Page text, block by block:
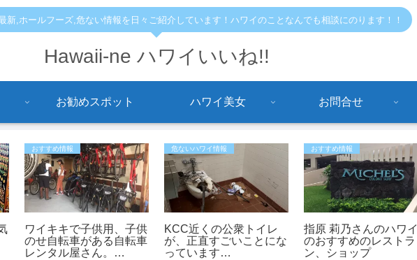
新,ホールフーズ,危ない情報を日々ご紹介しています！ハワイのことなんでも相談にのります！！
Hawaii-ne ハワイいいね!!
お勧めスポット ハワイ美女 お問合せ
おすすめ情報
ワイキキで子供用、子供
のせ自転車がある自転車
レンタル屋さん。
危ないハワイ情報
KCC近くの公衆トイレ
が、正直すごいことにな
っています…
おすすめ情報
指原 莉乃さんのハワイ
のおすすめのレストラ
ン、ショップ